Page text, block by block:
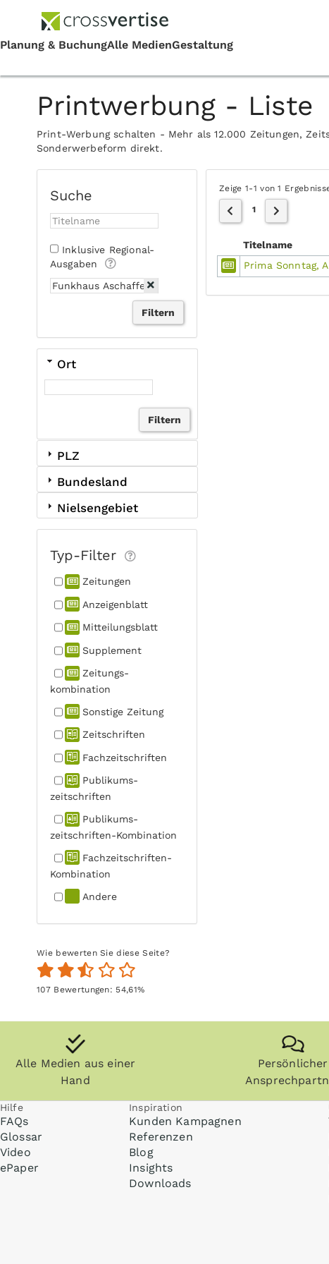
Printwerbung - Liste
Print-Werbung schalten - Mehr als 12.000 Zeitungen,
Sonderwerbeform direkt.
Suche
Inklusive Regional-
Ausgaben
Ort
PLZ
Bundesland
Nielsengebiet
Typ-Filter
Zeitungen
Anzeigen­blatt
Mitteilungs­blatt
Supplement
Zeitungs­
kombination
Sonstige Zeitung
Zeitschriften
Fachzeit­schriften
Publikums­
zeitschriften
Publikums­
zeitschriften-Kombination
Fachzeit­schriften-
Kombination
Andere
Zeige 1-1 von 1
1
Titelname
Prima Sonntag,
Wie bewerten Sie diese Seite?
107Bewertungen: 54,61%
Alle Medien aus einer
Hand
Persönlicher
Hilfe
FAQs
Glossar
Video
ePaper
Inspiration
Kunden Kampagnen
Referenzen
Blog
Insights
Downloads